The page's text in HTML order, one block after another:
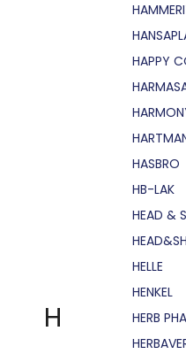
H
HAPPY
HASBRO
HB-LAK
HEAD &
HELLE
HENKEL
HERB